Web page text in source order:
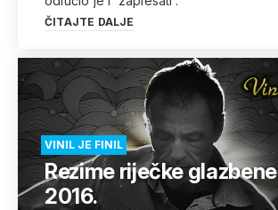
ČITAJTE DALJE
VINIL JE FINIL
Rezime riječke glazbene
2016.